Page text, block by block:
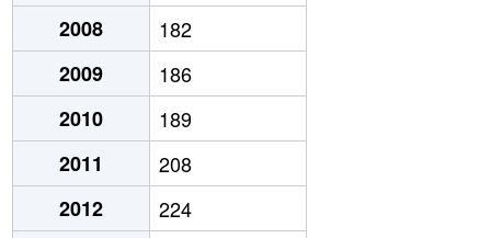
2008
182
2009
186
2010
189
2011
208
2012
224